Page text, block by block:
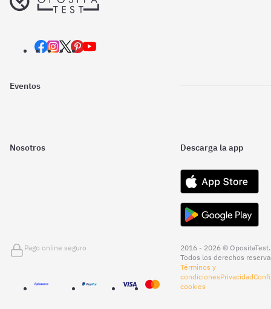
Eventos
Nosotros Descarga la app
Pago online seguro
2016 - 2026 © OpositaTest.
Todos los derechos
Términos y
condicionesPrivacidad
cookies